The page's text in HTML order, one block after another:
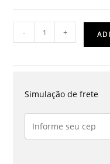
FURADOR
DE
MÃOS
- +
Simulação de frete